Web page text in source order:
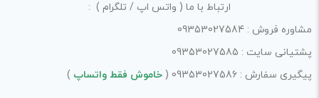
ارتباط با ما ( واتس اپ / تلگرام ) :
مشاوره فروش : 09353027584
پشتیانی سایت : 09353027585
پیگیری سفارش : 09353027586 (
خاموش فقط واتساپ )